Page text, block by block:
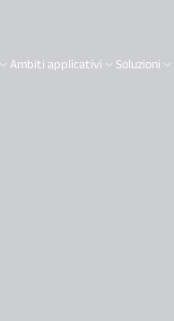
Ambiti applicativi Soluzioni